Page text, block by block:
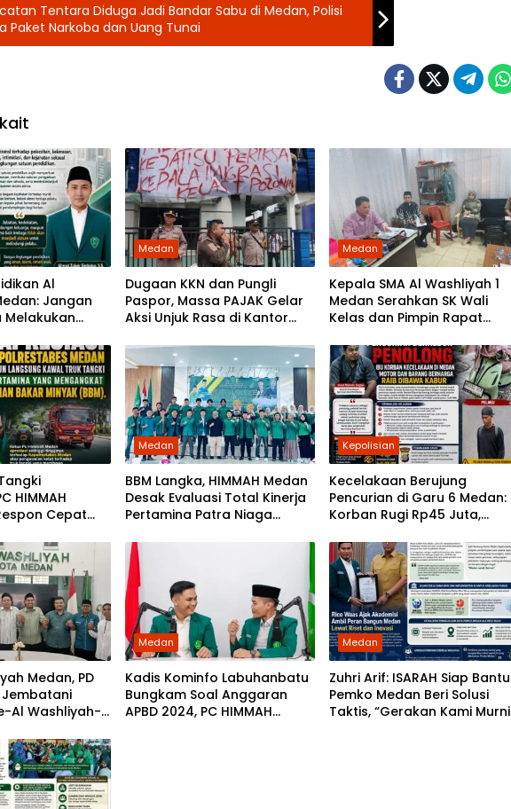
Tentara Diduga Jadi Bandar Sabu di Medan, Polisi
Paket Narkoba dan Uang Tunai
Al
Jangan
Medan
Dugaan KKN dan Pungli
Paspor, Massa PAJAK Gelar
Aksi Unjuk Rasa di Kantor
Medan
Kepala SMA Al Washliyah 1
Medan Serahkan SK Wali
Kelas dan Pimpin Rapat
Kemerdekaan RI
HIMMAH
Cepat
BBM
Medan
BBM Langka, HIMMAH Medan
Desak Evaluasi Total Kinerja
Pertamina Patra Niaga
Kepolisian
Kecelakaan Berujung
Pencurian di Garu 6 Medan:
Korban Rugi Rp45 Juta,
Angkat Bicara
Medan, PD
Jembatani
Al Washliyah-
Medan
Kadis Kominfo Labuhanbatu
Bungkam Soal Anggaran
APBD 2024, PC HIMMAH
Medan
Zuhri Arif: ISARAH Siap Bantu
Pemko Medan Beri Solusi
Taktis, “Gerakan Kami Murni